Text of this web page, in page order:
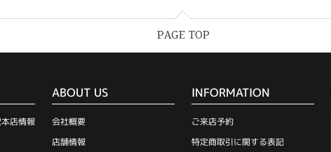
PAGE TOP
店情報
ABOUT US
会社概要
店舗情報
INFORMATION
ご来店予約
特定商取引に関する表記